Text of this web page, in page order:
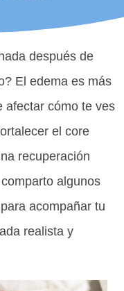
después de
El edema es más
afectar cómo te ves
el core
recuperación
algunos
acompañar tu
realista y